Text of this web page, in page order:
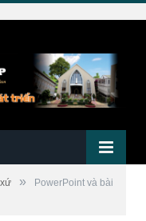
»
PowerPoint và bài